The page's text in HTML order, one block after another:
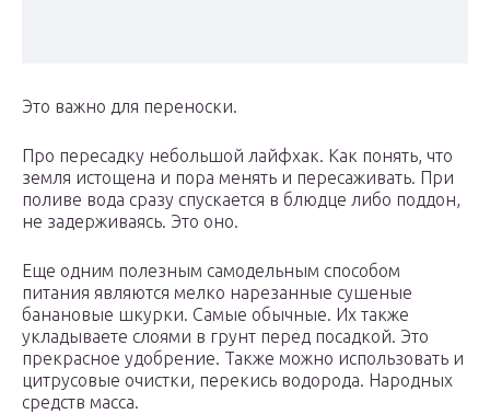
Это важно для переноски.
Про пересадку небольшой лайфхак. Как понять, что
земля истощена и пора менять и пересаживать. При
поливе вода сразу спускается в блюдце либо поддон,
не задерживаясь. Это оно.
Еще одним полезным самодельным способом
питания являются мелко нарезанные сушеные
банановые шкурки. Самые обычные. Их также
укладываете слоями в грунт перед посадкой. Это
прекрасное удобрение. Также можно использовать и
цитрусовые очистки, перекись водорода. Народных
средств масса.